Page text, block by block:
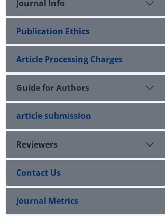
Journal Info
Publication Ethics
Article Processing Charges
Guide for Authors
article submission
Reviewers
Contact Us
Journal Metrics